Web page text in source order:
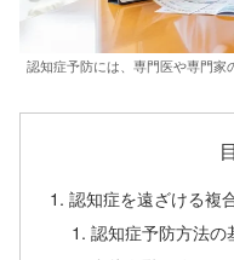
認知症予防には、専門医や専門家
認知症を遠ざける複
認知症予防方法の